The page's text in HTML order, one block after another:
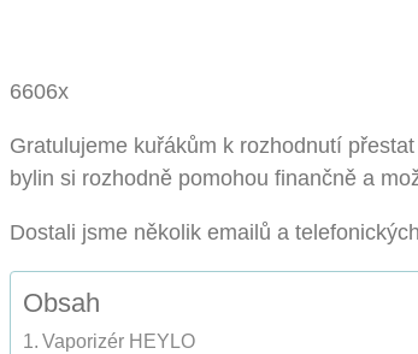
6606x
Gratulujeme kuřákům k rozhodnutí
bylin si rozhodně pomohou finančně a
Dostali jsme několik emailů a
Obsah
Vaporizér HEYLO